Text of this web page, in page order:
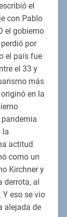
el
con Pablo
el gobierno
por
el país fue
el 33 y
más
en la
la
actitud
como un
Kirchner y
derrota, al
eso se vio
alejada de